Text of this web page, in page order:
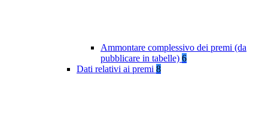
Ammontare complessivo dei premi (da
pubblicare in tabelle) 6
Dati relativi ai premi 8